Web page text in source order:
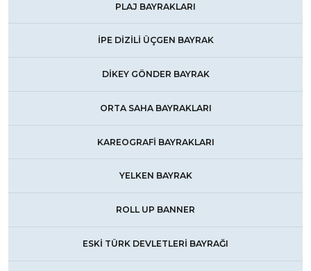
PLAJ BAYRAKLARI
İPE DİZİLİ ÜÇGEN BAYRAK
DİKEY GÖNDER BAYRAK
ORTA SAHA BAYRAKLARI
KAREOGRAFİ BAYRAKLARI
YELKEN BAYRAK
ROLL UP BANNER
ESKİ TÜRK DEVLETLERİ BAYRAĞI